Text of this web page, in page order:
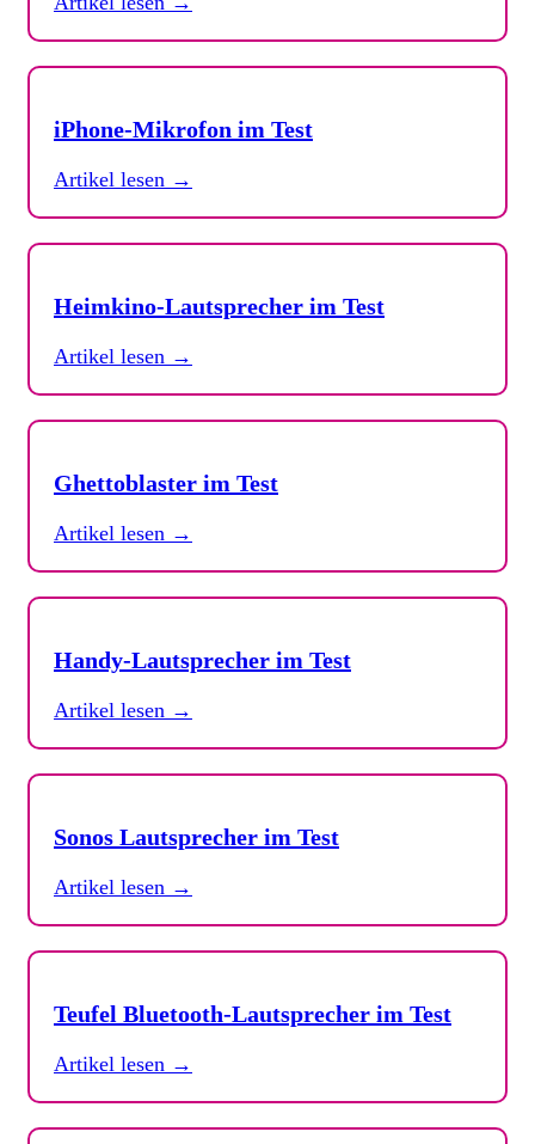
iPhone-Mikrofon im Test
Artikel lesen →
Heimkino-Lautsprecher im Test
Artikel lesen →
Ghettoblaster im Test
Artikel lesen →
Handy-Lautsprecher im Test
Artikel lesen →
Sonos Lautsprecher im Test
Artikel lesen →
Teufel Bluetooth-Lautsprecher im Test
Artikel lesen →